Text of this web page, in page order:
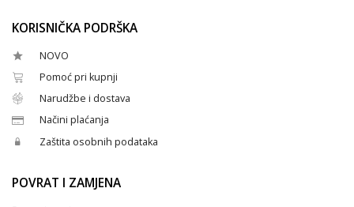
KORISNIČKA PODRŠKA
NOVO
Pomoć pri kupnji
Narudžbe i dostava
Načini plaćanja
Zaštita osobnih podataka
POVRAT I ZAMJENA